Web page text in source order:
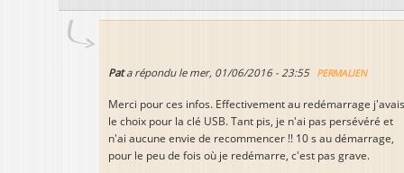
Pata répondu le mer, 01/06/2016 - 23:55 PERMALIEN
Merci pour ces infos. Effectivement au redémarrage j'avais
le choix pour la clé USB. Tant pis, je n'ai pas persévéré et
n'ai aucune envie de recommencer !! 10 s au démarrage,
pour le peu de fois où je redémarre, c'est pas grave.